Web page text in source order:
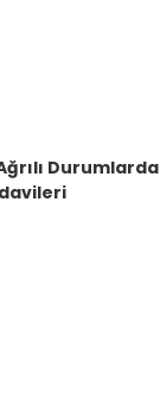
Durumlarda